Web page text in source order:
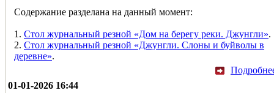
Содержание разделана на данный момент:
1. Стол журнальный резной «Дом на берегу реки. Джунгли».
2. Стол журнальный резной «Джунгли. Слоны и буйволы в
деревне».
01-01-2026 16:44